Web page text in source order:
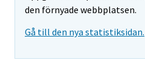
den förnyade webbplatsen.
Gå till den nya statistiksidan.